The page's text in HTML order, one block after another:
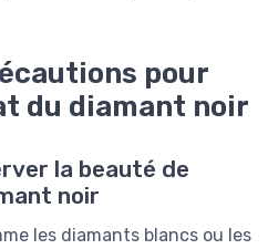
pour
du diamant noir
la beauté de
noir
les diamants blancs ou les